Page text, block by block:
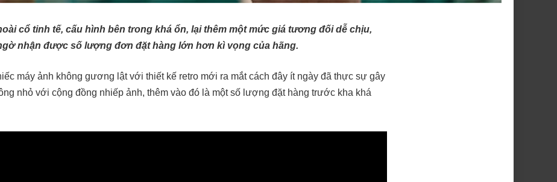
cổ tinh tế, cấu hình bên trong khá ổn, lại thêm một mức giá tương đối dễ chịu,
nhận được số lượng đơn đặt hàng lớn hơn kì vọng của hãng.
máy ảnh không gương lật với thiết kế retro mới ra mắt cách đây ít ngày đã thực sự gây
nhỏ với cộng đồng nhiếp ảnh, thêm vào đó là một số lượng đặt hàng trước kha khá